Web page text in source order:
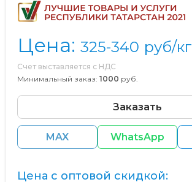
Цена: 325-340 руб/кг
Счет выставляется с НДС
Минимальный заказ: 1000 руб.
Заказать
MAX WhatsApp
Цена с оптовой скидкой: